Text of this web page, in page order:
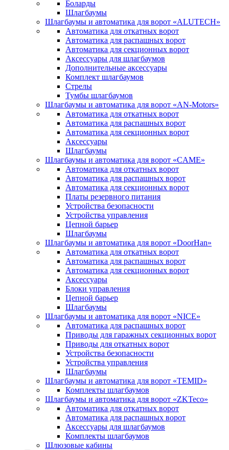
Боларды
Шлагбаумы
Шлагбаумы и автоматика для ворот «ALUTECH»
Автоматика для откатных ворот
Автоматика для распашных ворот
Автоматика для секционных ворот
Аксессуары для шлагбаумов
Дополнительные аксессуары
Комплект шлагбаумов
Стрелы
Тумбы шлагбаумов
Шлагбаумы и автоматика для ворот «AN-Motors»
Автоматика для откатных ворот
Автоматика для распашных ворот
Автоматика для секционных ворот
Аксессуары
Шлагбаумы
Шлагбаумы и автоматика для ворот «CAME»
Автоматика для откатных ворот
Автоматика для распашных ворот
Автоматика для секционных ворот
Платы резервного питания
Устройства безопасности
Устройства управления
Цепной барьер
Шлагбаумы
Шлагбаумы и автоматика для ворот «DoorHan»
Автоматика для откатных ворот
Автоматика для распашных ворот
Автоматика для секционных ворот
Аксессуары
Блоки управления
Цепной барьер
Шлагбаумы
Шлагбаумы и автоматика для ворот «NICE»
Автоматика для распашных ворот
Приводы для гаражных секционных ворот
Приводы для откатных ворот
Устройства безопасности
Устройства управления
Шлагбаумы
Шлагбаумы и автоматика для ворот «TEMID»
Комплекты шлагбаумов
Шлагбаумы и автоматика для ворот «ZKTeco»
Автоматика для откатных ворот
Автоматика для распашных ворот
Аксессуары для шлагбаумов
Комплекты шлагбаумов
Шлюзовые кабины